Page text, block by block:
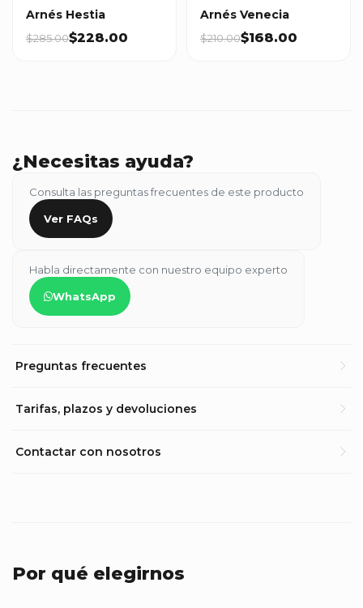
Arnés Hestia
$285.00$228.00
Arnés Venecia
$210.00$168.00
¿Necesitas ayuda?
Consulta las preguntas frecuentes de este producto
Ver FAQs
Habla directamente con nuestro equipo experto
WhatsApp
Preguntas frecuentes
Tarifas, plazos y devoluciones
Contactar con nosotros
Por qué elegirnos